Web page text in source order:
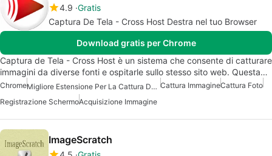
4.9 Gratis
Captura De Tela - Cross Host Destra nel tuo Browser
Download gratis per Chrome
Captura de Tela - Cross Host è un sistema che consente di catturare
immagini da diverse fonti e ospitarle sullo stesso sito web. Questa…
Chrome Migliore Estensione Per La Cattura Dello Schermo Per Chrome Cattura ImmagineCattura Foto
Registrazione SchermoAcquisizione Immagine
ImageScratch